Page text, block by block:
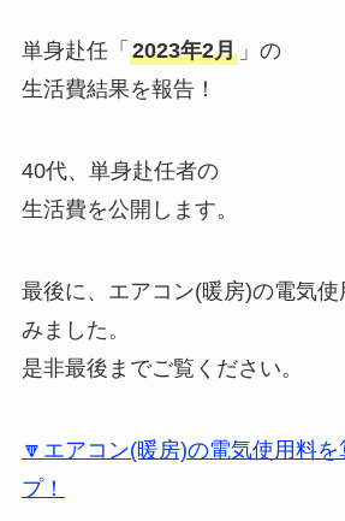
単身赴任「 2023年2月」の
生活費結果を報告！
40代、単身赴任者の
生活費を公開します。
最後に、エアコン(暖房)の電気
みました。
是非最後までご覧ください。
🔽エアコン(暖房)の電気使用料
プ！